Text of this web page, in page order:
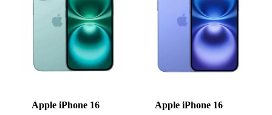
Apple iPhone 16
Apple iPhone 16